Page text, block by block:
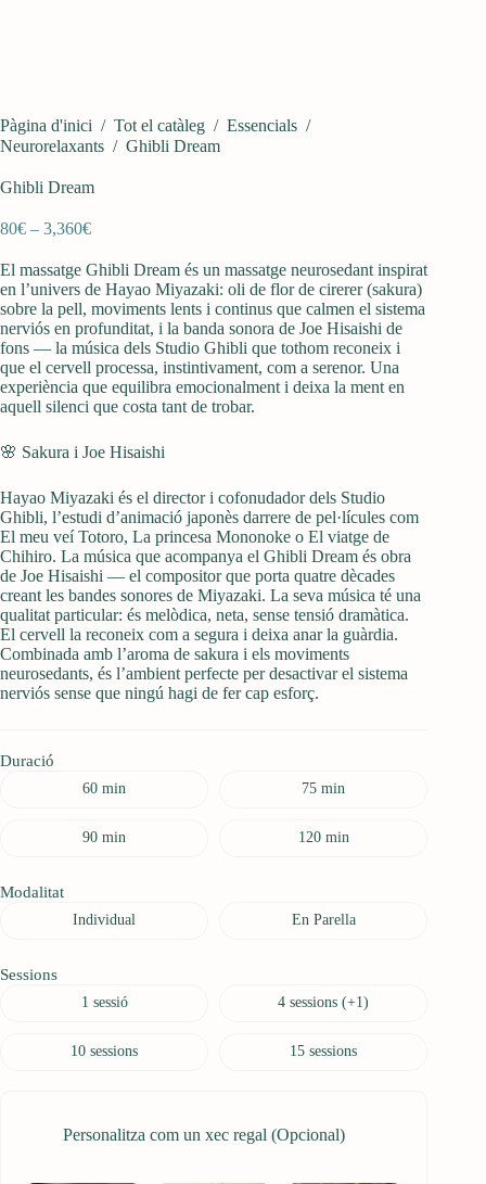
Pàgina d'inici / Tot el catàleg / Essencials /
Neurorelaxants / Ghibli Dream
Ghibli Dream
80€ – 3,360€Interval
preus:
80€
a
3,360€
El massatge Ghibli Dream és un massatge neurosedant inspirat
en l’univers de Hayao Miyazaki: oli de flor de cirerer (sakura)
sobre la pell, moviments lents i continus que calmen el sistema
nerviós en profunditat, i la banda sonora de Joe Hisaishi de
fons — la música dels Studio Ghibli que tothom reconeix i
que el cervell processa, instintivament, com a serenor. Una
experiència que equilibra emocionalment i deixa la ment en
aquell silenci que costa tant de trobar.
🌸 Sakura i Joe Hisaishi
Hayao Miyazaki és el director i cofonudador dels Studio
Ghibli, l’estudi d’animació japonès darrere de pel·lícules com
El meu veí Totoro, La princesa Mononoke o El viatge de
Chihiro. La música que acompanya el Ghibli Dream és obra
de Joe Hisaishi — el compositor que porta quatre dècades
creant les bandes sonores de Miyazaki. La seva música té una
qualitat particular: és melòdica, neta, sense tensió dramàtica.
El cervell la reconeix com a segura i deixa anar la guàrdia.
Combinada amb l’aroma de sakura i els moviments
neurosedants, és l’ambient perfecte per desactivar el sistema
nerviós sense que ningú hagi de fer cap esforç.
Duració
60 min 75 min
90 min 120 min
Modalitat
Individual En Parella
Sessions
1 sessió 4 sessions (+1)
10 sessions 15 sessions
Personalitza com un xec regal (Opcional)